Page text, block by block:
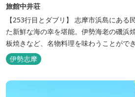
旅館中井荘
【253行目とダブリ】 志摩市浜島にある
た新鮮な海の幸を堪能。伊勢海老の磯浜
板焼きなど、名物料理を味わうことができ
伊勢志摩